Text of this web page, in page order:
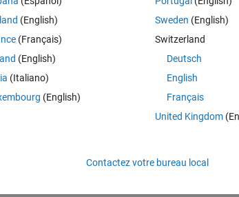
the image?
the L* channel?
(English)
(Français)
(English)
(Italiano)
(English)
Sweden (English)
Switzerland
Deutsch
English
Français
United Kingdom
Contactez votre bureau local